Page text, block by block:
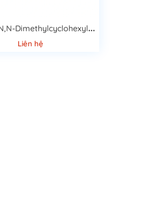
D
MCHA (N,N-Dimethylcyclohexylamine)
Liên hệ